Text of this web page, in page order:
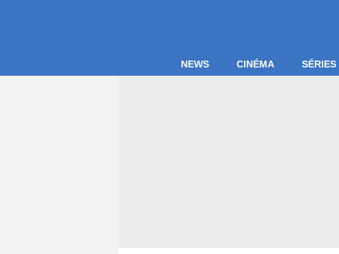
NEWS CINÉMA SÉRIES